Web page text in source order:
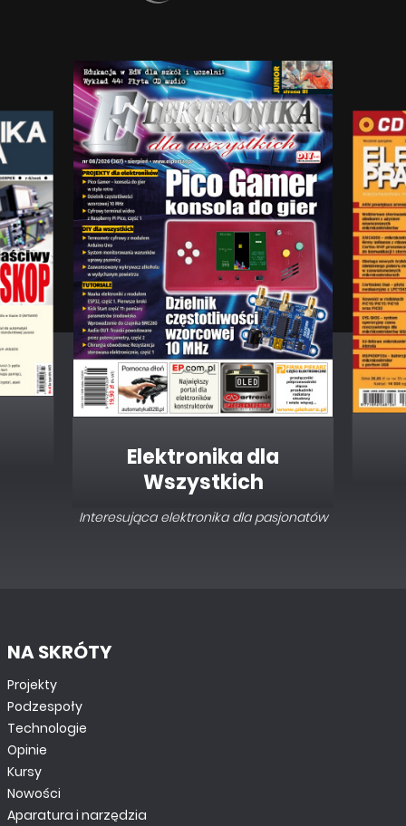
Elektronika dla
Wszystkich
Interesująca elektronika dla pasjonatów
NA SKRÓTY
Projekty
Podzespoły
Technologie
Opinie
Kursy
Nowości
Aparatura i narzędzia